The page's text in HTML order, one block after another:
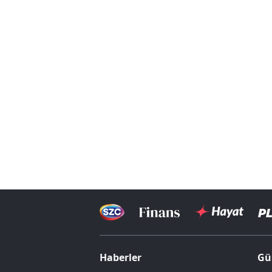
Haberler